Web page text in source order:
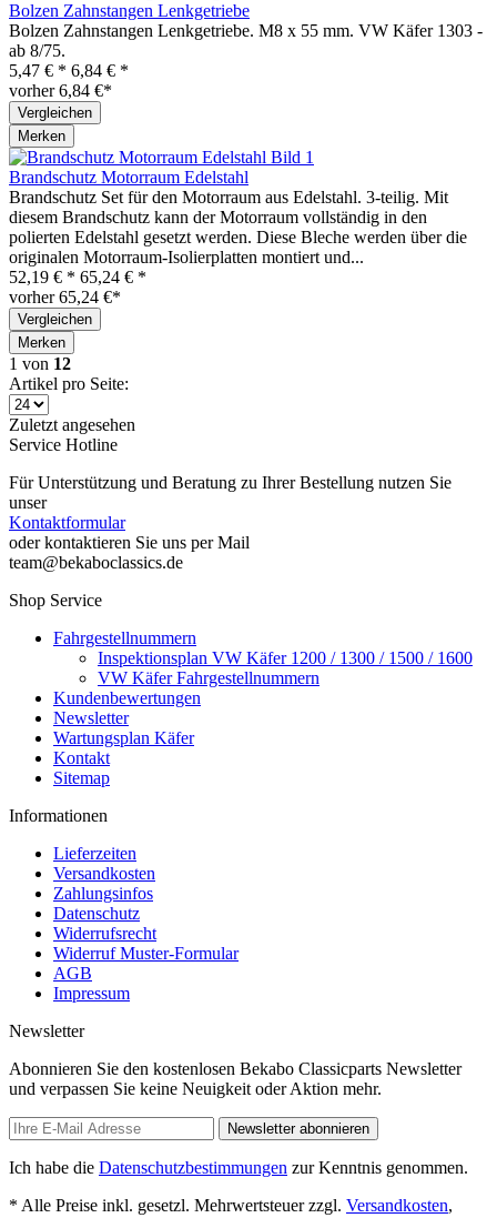
Bolzen Zahnstangen Lenkgetriebe
Bolzen Zahnstangen Lenkgetriebe. M8 x 55 mm. VW Käfer 1303 -
ab 8/75.
5,47 € * 6,84 € *
vorher 6,84 €*
Vergleichen
Merken
Brandschutz Motorraum Edelstahl
Brandschutz Set für den Motorraum aus Edelstahl. 3-teilig. Mit
diesem Brandschutz kann der Motorraum vollständig in den
polierten Edelstahl gesetzt werden. Diese Bleche werden über die
originalen Motorraum-Isolierplatten montiert und...
52,19 € * 65,24 € *
vorher 65,24 €*
Vergleichen
Merken
1 von 12
Artikel pro Seite:
Zuletzt angesehen
Service Hotline
Für Unterstützung und Beratung zu Ihrer Bestellung nutzen Sie
unser
Kontaktformular
oder kontaktieren Sie uns per Mail
team@bekaboclassics.de
Shop Service
Fahrgestellnummern
Inspektionsplan VW Käfer 1200 / 1300 / 1500 / 1600
VW Käfer Fahrgestellnummern
Kundenbewertungen
Newsletter
Wartungsplan Käfer
Kontakt
Sitemap
Informationen
Lieferzeiten
Versandkosten
Zahlungsinfos
Datenschutz
Widerrufsrecht
Widerruf Muster-Formular
AGB
Impressum
Newsletter
Abonnieren Sie den kostenlosen Bekabo Classicparts Newsletter
und verpassen Sie keine Neuigkeit oder Aktion mehr.
Newsletter abonnieren
Ich habe die Datenschutzbestimmungen zur Kenntnis genommen.
* Alle Preise inkl. gesetzl. Mehrwertsteuer zzgl. Versandkosten,